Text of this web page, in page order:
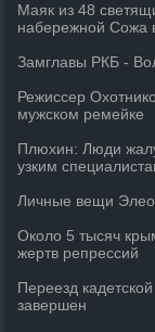
Маяк из 48
набережной Сожа
Замглавы РКБ -
Режиссер
мужском ремейке
Плюхин: Люди
узким
Личные вещи
Около 5 тысяч
жертв репрессий
Переезд
завершен